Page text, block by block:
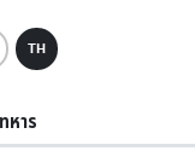
TH
หาร